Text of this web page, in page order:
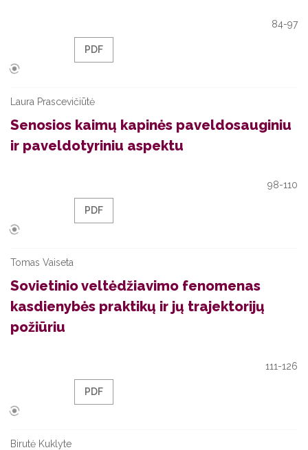
84-97
PDF
Laura Prascevičiūtė
Senosios kaimų kapinės paveldosauginiu
ir paveldotyriniu aspektu
98-110
PDF
Tomas Vaiseta
Sovietinio veltėdžiavimo fenomenas
kasdienybės praktikų ir jų trajektorijų
požiūriu
111-126
PDF
Birutė Kuklyte